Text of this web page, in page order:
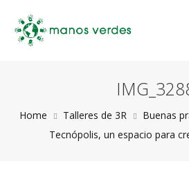
Home Talleres de 3R
Buenas
Tecnópolis, un espacio para